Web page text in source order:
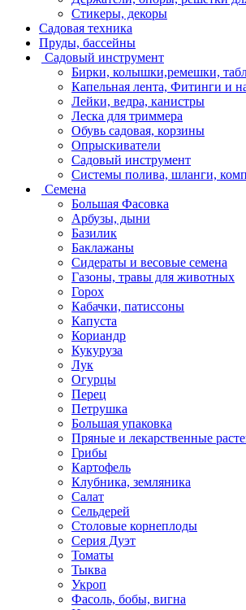
Стикеры, декоры
Садовая техника
Пруды, бассейны
Садовый инструмент
Бирки, колышки,ремешки,
Капельная лента, Фитинги и
Лейки, ведра, канистры
Леска для триммера
Обувь садовая, корзины
Опрыскиватели
Садовый инструмент
Системы полива, шланги,
Семена
Большая Фасовка
Арбузы, дыни
Базилик
Баклажаны
Сидераты и весовые семена
Газоны, травы для животных
Горох
Кабачки, патиссоны
Капуста
Кориандр
Кукуруза
Лук
Огурцы
Перец
Петрушка
Большая упаковка
Пряные и лекарственные
Грибы
Картофель
Клубника, земляника
Салат
Сельдерей
Столовые корнеплоды
Серия Дуэт
Томаты
Тыква
Укроп
Фасоль, бобы, вигна